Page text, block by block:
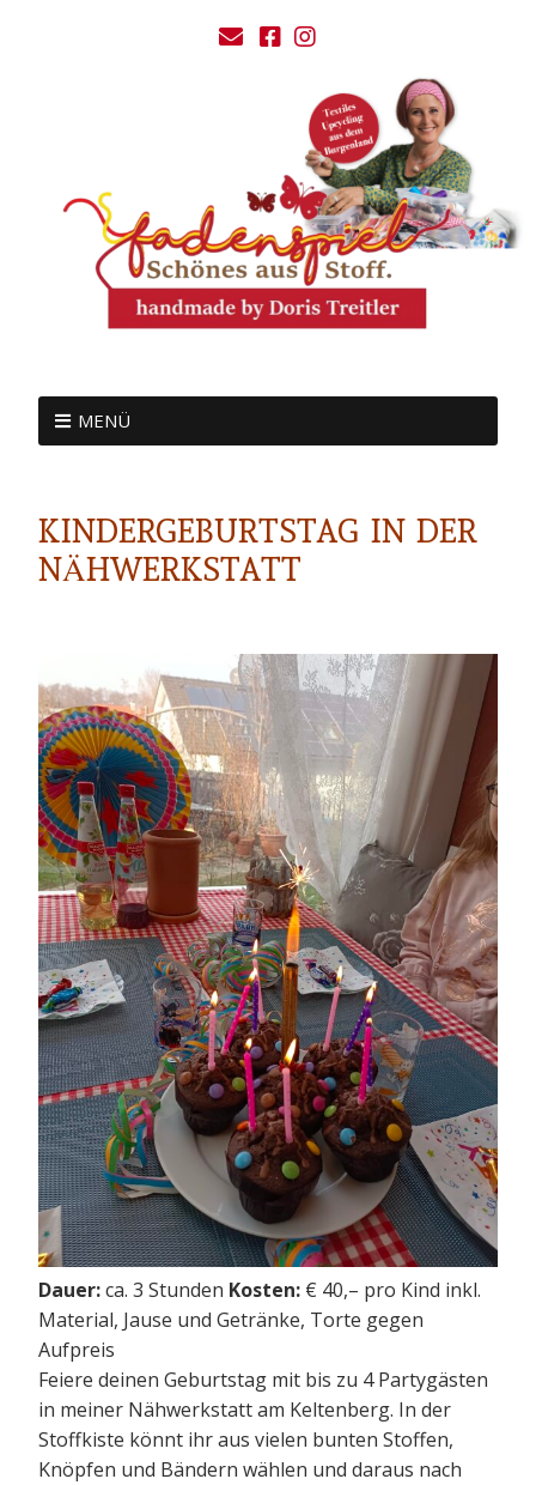
MENÜ
KINDERGEBURTSTAG IN DER
NÄHWERKSTATT
Dauer:ca. 3 Stunden Kosten: € 40,– pro Kind inkl.
Material, Jause und Getränke, Torte gegen
Aufpreis
Feiere deinen Geburtstag mit bis zu 4 Partygästen
in meiner Nähwerkstatt am Keltenberg. In der
Stoffkiste könnt ihr aus vielen bunten Stoffen,
Knöpfen und Bändern wählen und daraus nach